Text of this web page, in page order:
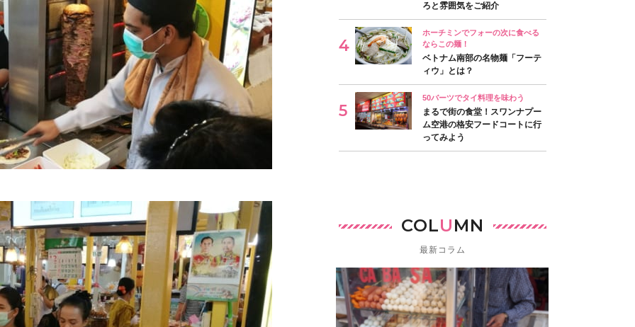
ろと雰囲気をご紹介
ホーチミンでフォーの次に食べる
ならこの麺！
ベトナム南部の名物麺「フーテ
ィウ」とは？
50バーツでタイ料理を味わう
まるで街の食堂！スワンナプー
ム空港の格安フードコートに行
ってみよう
COLUMN
最新コラム